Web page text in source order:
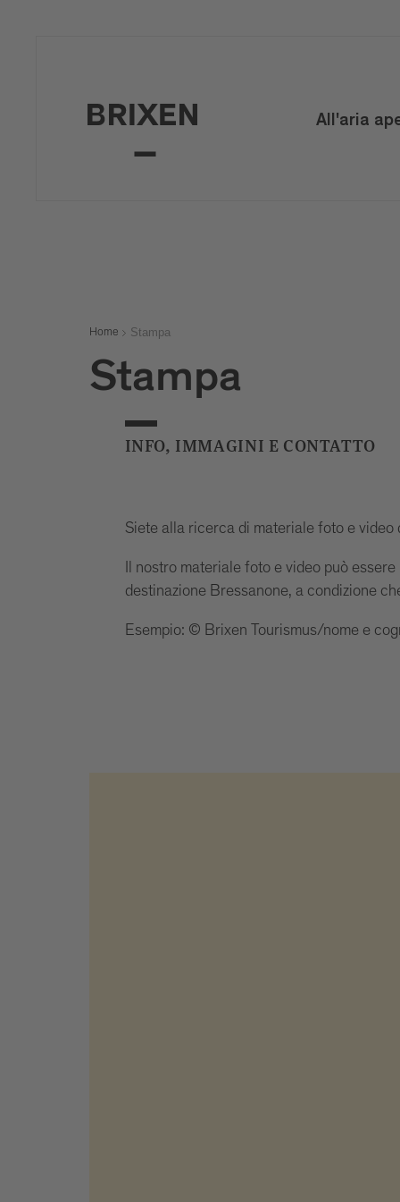
All'aria
Home Stampa
Stampa
INFO, IMMAGINI E CONTATTO
Siete alla ricerca di materiale foto e
Il nostro materiale foto e video può
destinazione Bressanone, a condizione
Esempio: © Brixen Tourismus/nome e